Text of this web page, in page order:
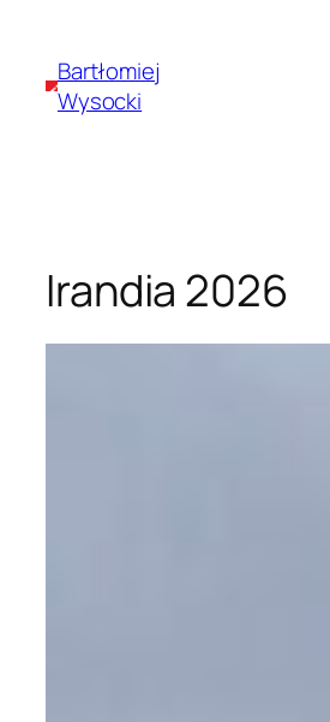
treściBartłomiej
Wysocki
Irandia 2026